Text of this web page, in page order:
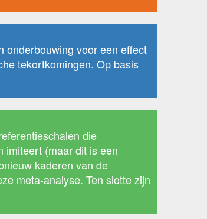
onderbouwing voor een effect
tekortkomingen. Op basis
die
imiteert (maar dit is een
kaderen van de
meta-analyse. Ten slotte zijn